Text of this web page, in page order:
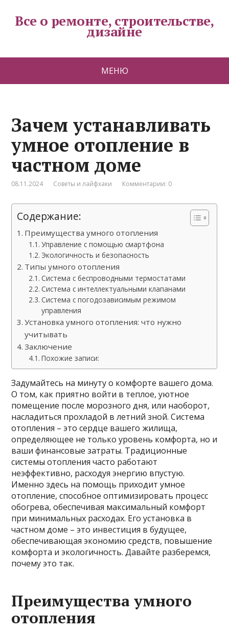
Все о ремонте, строительстве,
дизайне
МЕНЮ
Зачем устанавливать
умное отопление в
частном доме
08.11.2024 Советы и лайфхаки Комментарии: 0
Содержание:
Преимущества умного отопления
Управление с помощью смартфона
Экологичность и безопасность
Типы умного отопления
Система с беспроводными термостатами
Система с интеллектуальными клапанами
Система с погодозависимым режимом
управления
Установка умного отопления: что нужно
учитывать
Заключение
Похожие записи:
Задумайтесь на минуту о комфорте вашего дома.
О том, как приятно войти в теплое, уютное
помещение после морозного дня, или наоборот,
насладиться прохладой в летний зной. Система
отопления – это сердце вашего жилища,
определяющее не только уровень комфорта, но и
ваши финансовые затраты. Традиционные
системы отопления часто работают
неэффективно, расходуя энергию впустую.
Именно здесь на помощь приходит умное
отопление, способное оптимизировать процесс
обогрева, обеспечивая максимальный комфорт
при минимальных расходах. Его установка в
частном доме – это инвестиция в будущее,
обеспечивающая экономию средств, повышение
комфорта и экологичность. Давайте разберемся,
почему это так.
Преимущества умного
отопления